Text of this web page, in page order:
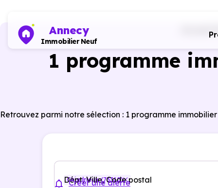
Annecy
Immobilier Neuf
1 programme
Retrouvez parmi notre sélection : 1 programme
Dépt, Ville, Code postal
Chindrieux (73310)
Créer une alerte